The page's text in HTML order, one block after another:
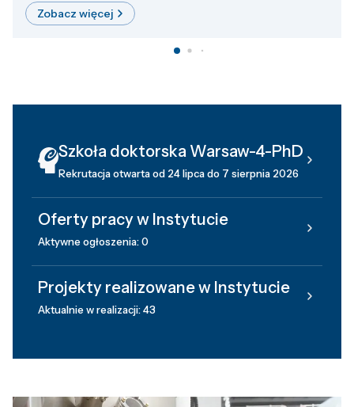
Zobacz więcej
Szkoła doktorska Warsaw-4-PhD
Rekrutacja otwarta od 24 lipca do 7 sierpnia 2026
Oferty pracy w Instytucie
Aktywne ogłoszenia: 0
Projekty realizowane w Instytucie
Aktualnie w realizacji: 43